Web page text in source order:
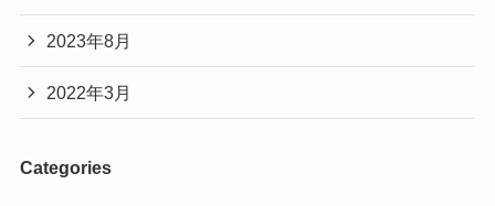
2023年8月
2022年3月
Categories